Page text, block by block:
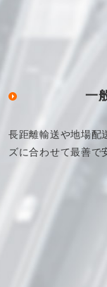
一
長距離輸送や地場配
ズに合わせて最善で